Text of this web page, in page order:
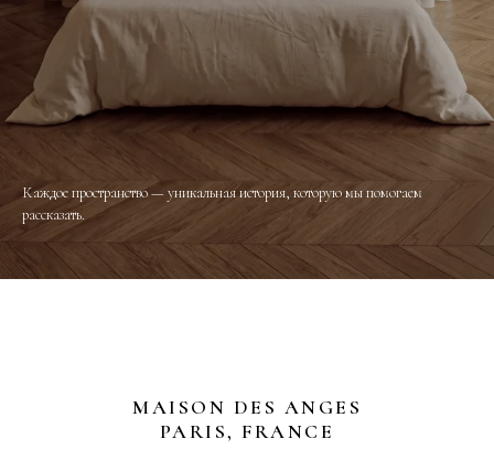
Каждое пространство — уникальная история, которую мы помогаем
рассказать.
MAISON DES ANGES
PARIS, FRANCE